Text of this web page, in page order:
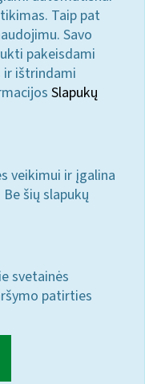
Taip pat
Savo
pakeisdami
ir ištrindami
Slapukų
veikimui ir įgalina
šių slapukų
svetainės
patirties